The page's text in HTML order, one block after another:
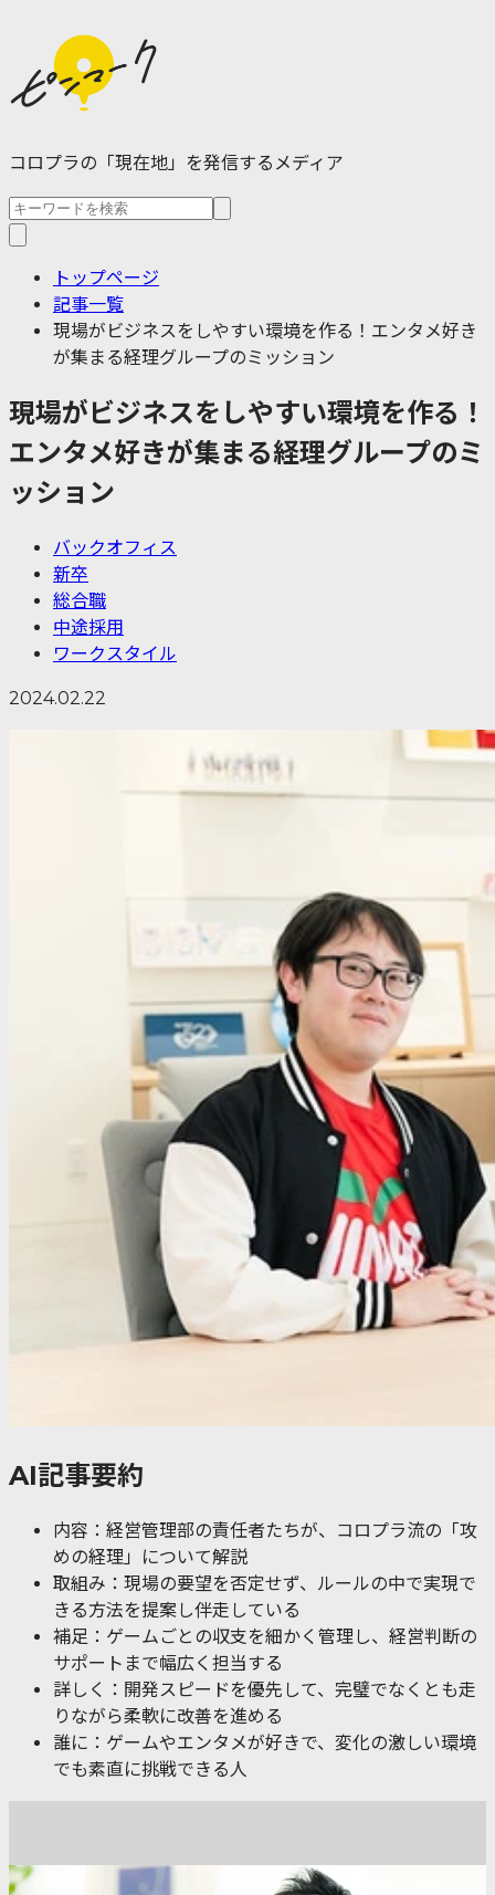
コロプラの「現在地」を発信するメディア
トップページ
記事一覧
現場がビジネスをしやすい環境を作る！エンタメ好き
が集まる経理グループのミッション
現場がビジネスをしやすい環境を作る！
エンタメ好きが集まる経理グループのミ
ッション
バックオフィス
新卒
総合職
中途採用
ワークスタイル
2024.02.22
AI記事要約
内容：経営管理部の責任者たちが、コロプラ流の「攻
めの経理」について解説
取組み：現場の要望を否定せず、ルールの中で実現で
きる方法を提案し伴走している
補足：ゲームごとの収支を細かく管理し、経営判断の
サポートまで幅広く担当する
詳しく：開発スピードを優先して、完璧でなくとも走
りながら柔軟に改善を進める
誰に：ゲームやエンタメが好きで、変化の激しい環境
でも素直に挑戦できる人